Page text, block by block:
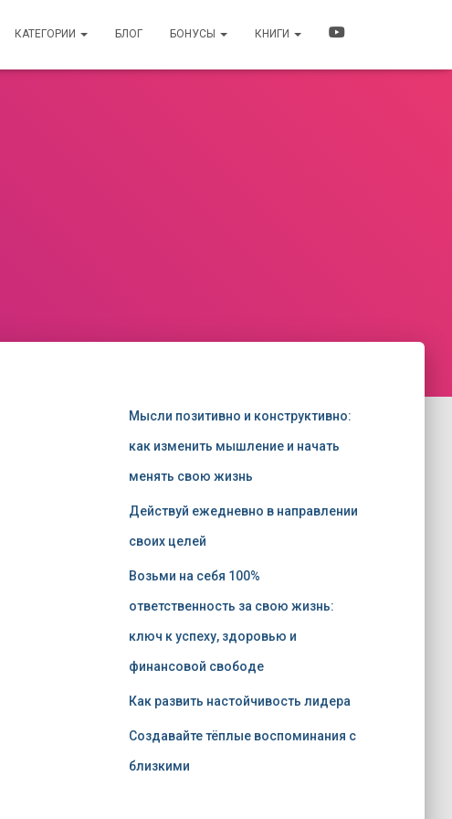
КАТЕГОРИИ БЛОГ БОНУСЫ КНИГИ
Мысли позитивно и конструктивно:
как изменить мышление и начать
менять свою жизнь
Действуй ежедневно в направлении
своих целей
Возьми на себя 100%
ответственность за свою жизнь:
ключ к успеху, здоровью и
финансовой свободе
Как развить настойчивость лидера
Создавайте тёплые воспоминания с
близкими